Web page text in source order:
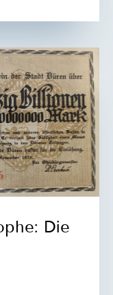
Die